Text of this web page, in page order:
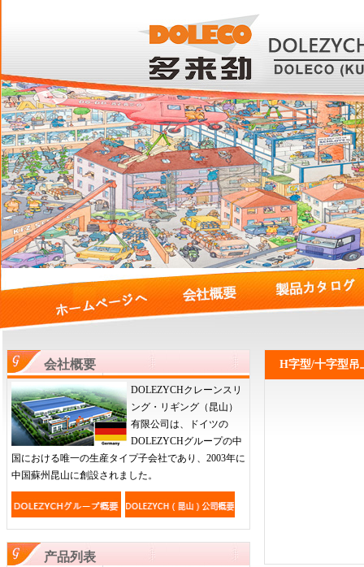
会社概要
DOLEZYCHクレーンスリ
ング・リギング（昆山）
有限公司は、ドイツの
DOLEZYCHグループの中
国における唯一の生産タイプ子会社であり、2003年に
中国蘇州昆山に創設されました。
产品列表
H字型/十字型吊